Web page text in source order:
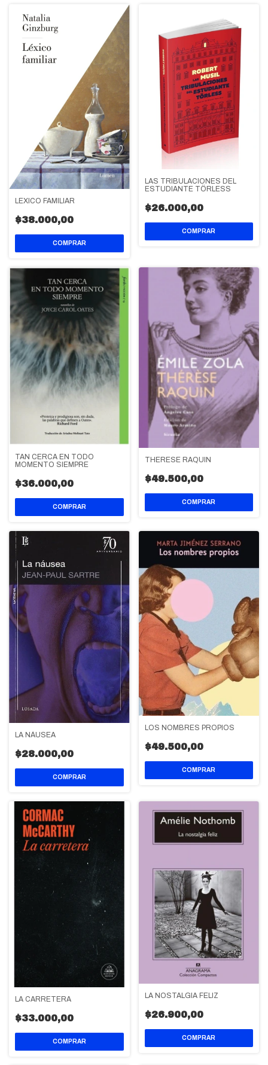
LEXICO FAMILIAR
$38.000,00
LAS TRIBULACIONES DEL
ESTUDIANTE TÖRLESS
$26.000,00
TAN CERCA EN TODO
MOMENTO SIEMPRE
$36.000,00
THERESE RAQUIN
$49.500,00
LA NÁUSEA
$28.000,00
LOS NOMBRES PROPIOS
$49.500,00
LA CARRETERA
$33.000,00
LA NOSTALGIA FELIZ
$26.900,00